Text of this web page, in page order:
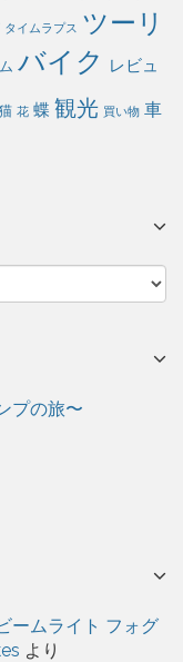
タイムラプス ツーリ
バイク レビュ
花 蝶 観光 買い物 車
プの旅〜
ームライト フォグ
より